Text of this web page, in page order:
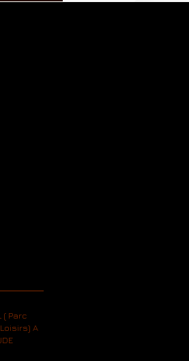
( Parc
A